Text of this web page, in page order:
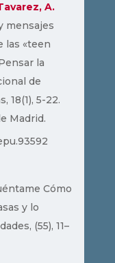
A.
mensajes
las «teen
la
de
18(1), 5-22.
Madrid.
Cómo
y lo
(55), 11–